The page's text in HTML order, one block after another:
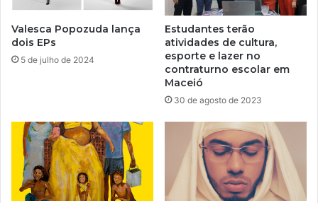
Valesca Popozuda lança
dois EPs
5 de julho de 2024
Estudantes terão
atividades de cultura,
esporte e lazer no
contraturno escolar em
Maceió
30 de agosto de 2023